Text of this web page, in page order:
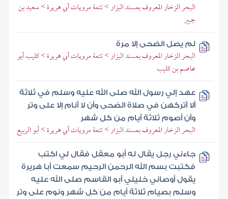
البحر الزخار المعروف بمسند البزار > تتمة مرويات أبي هريرة > سعيد بن
جبير
لم يصل الضحى إلا مرة
البحر الزخار المعروف بمسند البزار > تتمة مرويات أبي هريرة > كليب أبو
عاصم بن كليب
عهد إلي رسول الله صلى الله عليه وسلم في ثلاثة
ألا أتركهن في صلاة الضحى وأن لا أنام إلا على وتر
وأن أصوم ثلاثة أيام من كل شهر
البحر الزخار المعروف بمسند البزار > تتمة مرويات أبي هريرة > أبو الربيع
جاءني رجل يقال له أبو معقل فقال لي اكتب
فكتبت بسم الله الرحمن الرحيم سمعت أبا هريرة
يقول أوصاني خليلي أبو القاسم صلى الله عليه
وسلم بصيام ثلاثة أيام من كل شهر ونوم على وتر